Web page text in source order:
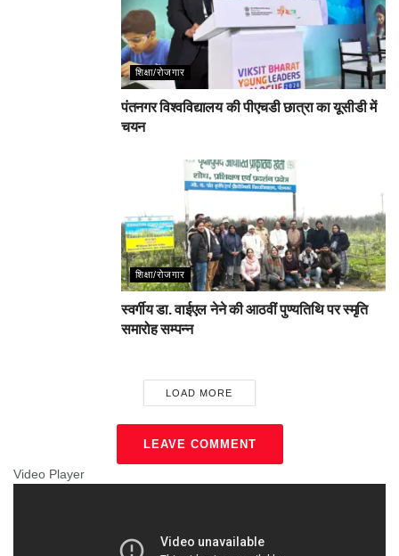
शिक्षा/रोजगार
पंतनगर विश्वविद्यालय की पीएचडी छात्रा का यूसीडी में
चयन
शिक्षा/रोजगार
स्वर्गीय डा. वाईएल नेने की आठवीं पुण्यतिथि पर स्मृति
समारोह सम्पन्न
LOAD MORE
LEAVE COMMENT
Video Player